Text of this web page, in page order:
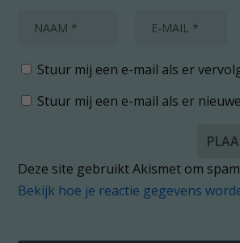
Stuur mij een e-mail als er
Stuur mij een e-mail als er
Deze site gebruikt Akismet om
Bekijk hoe je reactie gegevens